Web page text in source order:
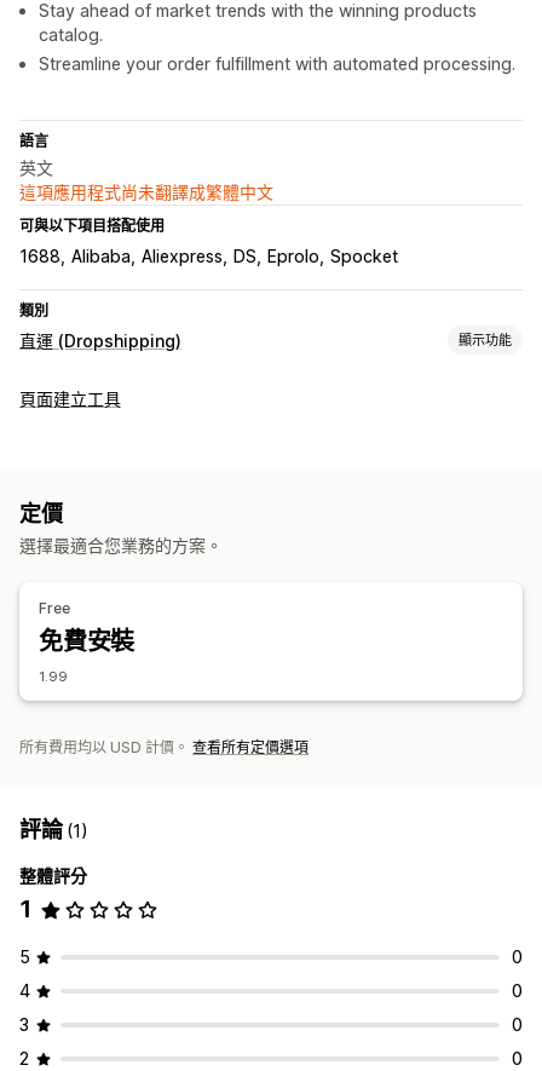
Stay ahead of market trends with the winning products
catalog.
Streamline your order fulfillment with automated processing.
語言
英文
這項應用程式尚未翻譯成繁體中文
可與以下項目搭配使用
1688 Alibaba Aliexpress DS Eprolo Spocket
類別
直運 (Dropshipping) 顯示功能
可銷售商品
汽車
中國
希臘 德國 挪威
頁面建立工具
定價
選擇最適合您業務的方案。
Free
免費安裝
1.99
所有費用均以 USD 計價。 查看所有定價選項
評論(1)
整體評分
1
5
0
4
0
3
0
2
0